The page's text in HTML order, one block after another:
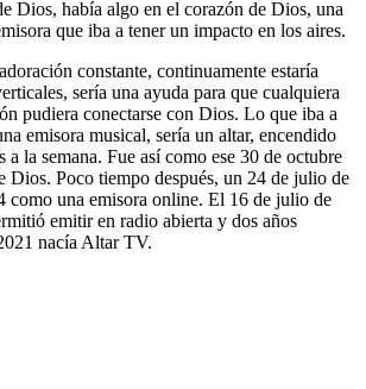
Dios, había algo en el corazón de Dios, una
que iba a tener un impacto en los aires.
constante, continuamente estaría
sería una ayuda para que cualquiera
pudiera conectarse con Dios. Lo que iba a
emisora musical, sería un altar, encendido
a la semana. Fue así como ese 30 de octubre
Dios. Poco tiempo después, un 24 de julio de
como una emisora online. El 16 de julio de
emitir en radio abierta y dos años
nacía Altar TV.